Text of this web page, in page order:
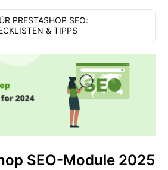
PRESTASHOP SEO:
& TIPPS
SEO-Module 2025